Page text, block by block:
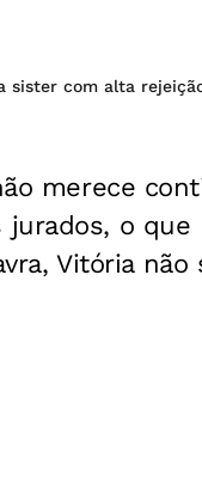
sister com alta
merece
o
Vitória